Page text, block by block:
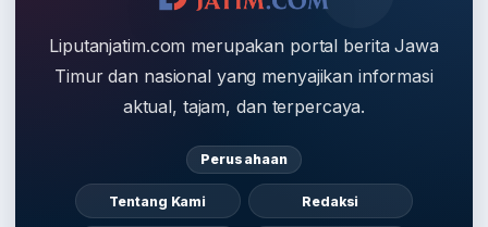
Liputanjatim.com merupakan portal berita Jawa
Timur dan nasional yang menyajikan informasi
aktual, tajam, dan terpercaya.
Perusahaan
Tentang Kami Redaksi